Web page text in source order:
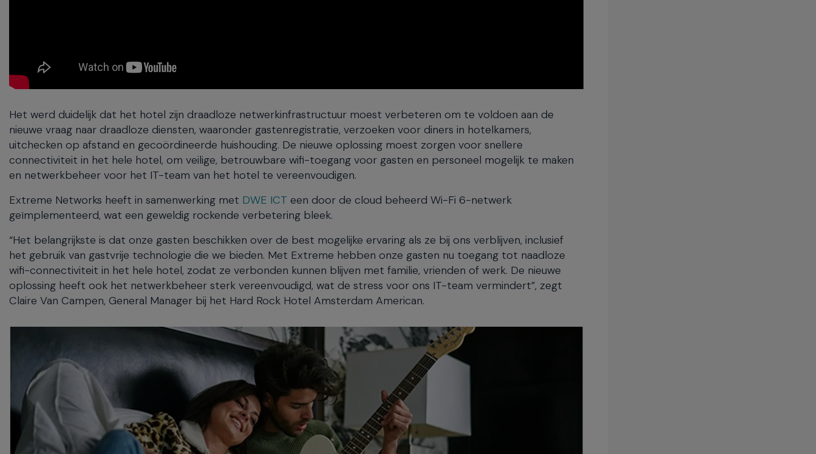
Het werd duidelijk dat het hotel zijn draadloze netwerkinfrastructuur moest verbeteren om te voldoen aan de
nieuwe vraag naar draadloze diensten, waaronder gastenregistratie, verzoeken voor diners in hotelkamers,
uitchecken op afstand en gecoördineerde huishouding. De nieuwe oplossing moest zorgen voor snellere
connectiviteit in het hele hotel, om veilige, betrouwbare wifi-toegang voor gasten en personeel mogelijk te maken
en netwerkbeheer voor het IT-team van het hotel te vereenvoudigen.
Extreme Networks heeft in samenwerking met DWE ICT een door de cloud beheerd Wi-Fi 6-netwerk
geïmplementeerd, wat een geweldig rockende verbetering bleek.
“Het belangrijkste is dat onze gasten beschikken over de best mogelijke ervaring als ze bij ons verblijven, inclusief
het gebruik van gastvrije technologie die we bieden. Met Extreme hebben onze gasten nu toegang tot naadloze
wifi-connectiviteit in het hele hotel, zodat ze verbonden kunnen blijven met familie, vrienden of werk. De nieuwe
oplossing heeft ook het netwerkbeheer sterk vereenvoudigd, wat de stress voor ons IT-team vermindert”, zegt
Claire Van Campen, General Manager bij het Hard Rock Hotel Amsterdam American.